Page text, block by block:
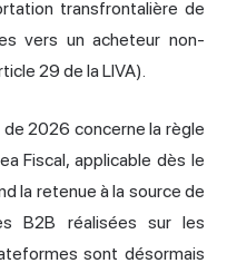
transfrontalière de
vers un acheteur non-
29 de la LIVA).
2026 concerne la règle
Fiscal, applicable dès le
la retenue à la source de
B2B réalisées sur les
sont désormais